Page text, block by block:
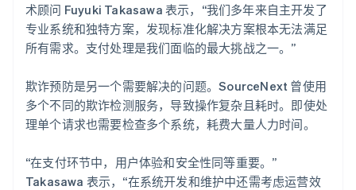
术顾问 Fuyuki Takasawa 表示，“我们多年来自主开发了
专业系统和独特方案，发现标准化解决方案根本无法满足
所有需求。支付处理是我们面临的最大挑战之一。”
欺诈预防是另一个需要解决的问题。SourceNext 曾使用
多个不同的欺诈检测服务，导致操作复杂且耗时。即使处
理单个请求也需要检查多个系统，耗费大量人力时间。
“在支付环节中，用户体验和安全性同等重要。”
Takasawa 表示，“在系统开发和维护中还需考虑运营效